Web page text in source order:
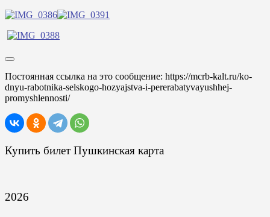
Постоянная ссылка на это сообщение: https://mcrb-kalt.ru/ko-
dnyu-rabotnika-selskogo-hozyajstva-i-pererabatyvayushhej-
promyshlennosti/
Купить билет Пушкинская карта
2026